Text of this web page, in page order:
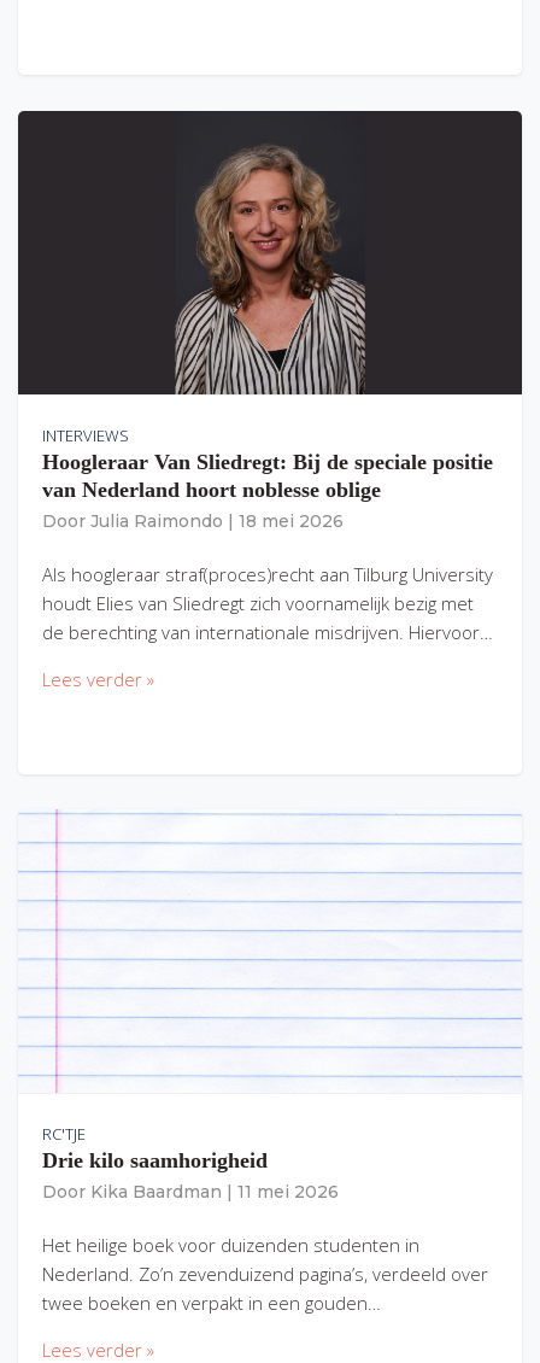
INTERVIEWS
Hoogleraar Van Sliedregt: Bij de speciale positie
van Nederland hoort noblesse oblige
Door Julia Raimondo 18 mei 2026
Als hoogleraar straf(proces)recht aan Tilburg University
houdt Elies van Sliedregt zich voornamelijk bezig met
de berechting van internationale misdrijven. Hiervoor…
Lees verder »
RC'TJE
Drie kilo saamhorigheid
Door Kika Baardman 11 mei 2026
Het heilige boek voor duizenden studenten in
Nederland. Zo’n zevenduizend pagina’s, verdeeld over
twee boeken en verpakt in een gouden…
Lees verder »